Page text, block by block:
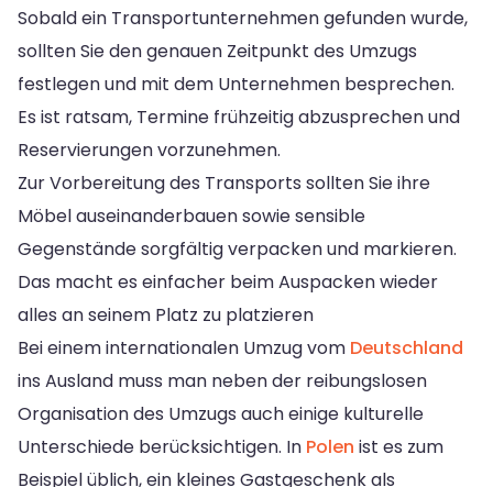
Sobald ein Transportunternehmen gefunden wurde,
sollten Sie den genauen Zeitpunkt des Umzugs
festlegen und mit dem Unternehmen besprechen.
Es ist ratsam, Termine frühzeitig abzusprechen und
Reservierungen vorzunehmen.
Zur Vorbereitung des Transports sollten Sie ihre
Möbel auseinanderbauen sowie sensible
Gegenstände sorgfältig verpacken und markieren.
Das macht es einfacher beim Auspacken wieder
alles an seinem Platz zu platzieren
Bei einem internationalen Umzug vom Deutschland
ins Ausland muss man neben der reibungslosen
Organisation des Umzugs auch einige kulturelle
Unterschiede berücksichtigen. In Polen ist es zum
Beispiel üblich, ein kleines Gastgeschenk als